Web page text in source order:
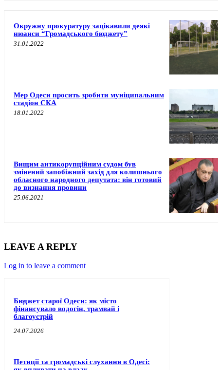
Окружну прокуратуру зацікавили деякі
нюанси “Громадського бюджету”
31.01.2022
Мер Одеси просить зробити муніципальним
стадіон СКА
18.01.2022
Вищим антикорупційним судом був
змінений запобіжний захід для колишнього
обласного народного депутата: він готовий
до визнання провини
25.06.2021
LEAVE A REPLY
Log in to leave a comment
Бюджет старої Одеси: як місто
фінансувало водогін, трамвай і
благоустрій
24.07.2026
Петиції та громадські слухання в Одесі: